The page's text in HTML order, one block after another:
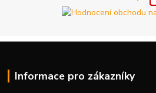
Informace pro zákazníky